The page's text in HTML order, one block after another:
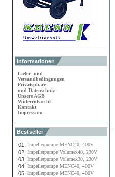
Informationen
Liefer- und
Versandbedingungen
Privatsphäre
und Datenschutz
Unsere AGB
Widerrufsrecht
Kontakt
Impressum
Bestseller
01. Impellerpumpe MENC40, 400V
02. Impellerpumpe Volumex40, 230V
03. Impellerpumpe Volumex30, 230V
04. Impellerpumpe MENC40, 400V
05. Impellerpumpe MENC40, 400V